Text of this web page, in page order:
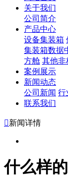
关于我们
公司简介
产品中心
设备集装箱
集装箱数据
方舱 其他非
案例展示
新闻动态
公司新闻 行
联系我们
新闻详情
什么样